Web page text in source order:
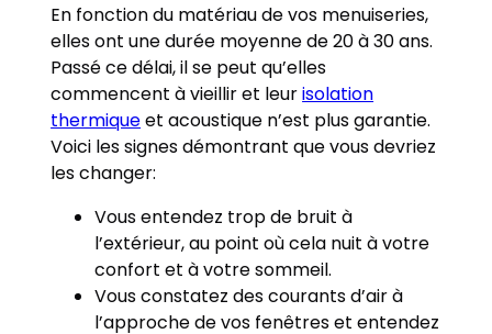
En fonction du matériau de vos menuiseries,
elles ont une durée moyenne de 20 à 30 ans.
Passé ce délai, il se peut qu’elles
commencent à vieillir et leurisolation
thermiqueet acoustique n’est plus garantie.
Voici les signes démontrant que vous devriez
les changer:
Vous entendez trop de bruit à
l’extérieur, au point où cela nuit à votre
confort et à votre sommeil.
Vous constatez des courants d’air à
l’approche de vos fenêtres et entendez